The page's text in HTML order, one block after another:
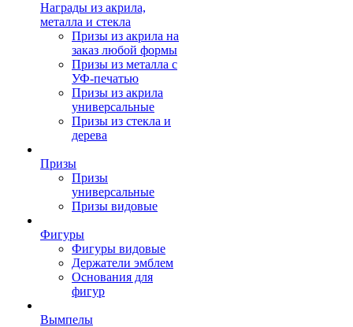
Награды из акрила,
металла и стекла
Призы из акрила на
заказ любой формы
Призы из металла с
УФ-печатью
Призы из акрила
универсальные
Призы из стекла и
дерева
Призы
Призы
универсальные
Призы видовые
Фигуры
Фигуры видовые
Держатели эмблем
Основания для
фигур
Вымпелы